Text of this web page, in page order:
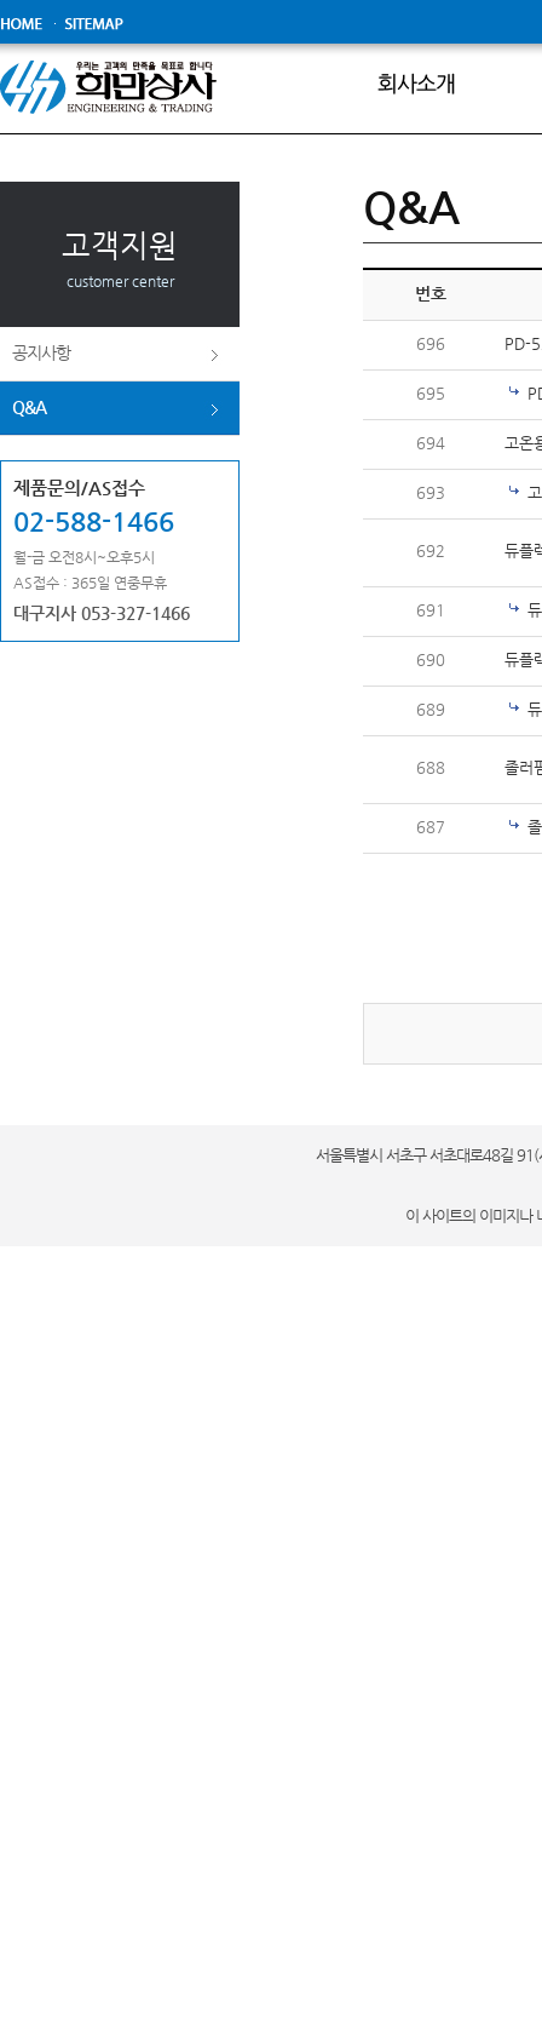
고객지원
customer center
공지사항
Q&A
제품문의/AS접수
02-588-1466
월-금 오전8시~오후5시
AS접수 : 365일 연중무휴
대구지사 053-327-1466
Q&A
번호
696 PD-
695
694 고온
693
692 듀플
691
690 듀플
689
688 졸러
687
서울특별시 서초구 서초대로48길
이 사이트의 이미지나